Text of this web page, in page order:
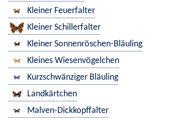
Kleiner Feuerfalter
Kleiner Schillerfalter
Kleiner Sonnenröschen-Bläuling
Kleines Wiesenvögelchen
Kurzschwänziger Bläuling
Landkärtchen
Malven-Dickkopffalter